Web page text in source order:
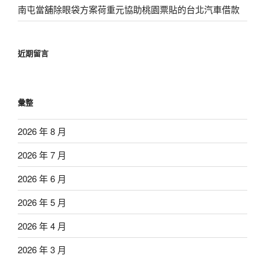
南屯當舖除眼袋方案荷重元協助桃園票貼的台北汽車借款
近期留言
彙整
2026 年 8 月
2026 年 7 月
2026 年 6 月
2026 年 5 月
2026 年 4 月
2026 年 3 月